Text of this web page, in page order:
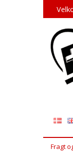
Fragt